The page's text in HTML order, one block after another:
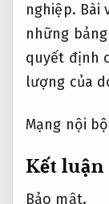
nghiệp. Bài
những
quyết định
lượng của
Mạng nội
Kết luận
Bảo mật.